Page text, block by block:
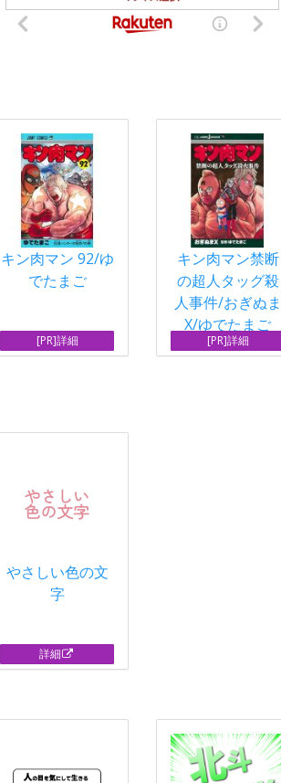
キン肉マン 92/ゆ
でたまご
[PR]詳細
キン肉マン禁断
の超人タッグ殺
人事件/おぎぬま
X/ゆでたまご
[PR]詳細
やさしい色の文
字
詳細